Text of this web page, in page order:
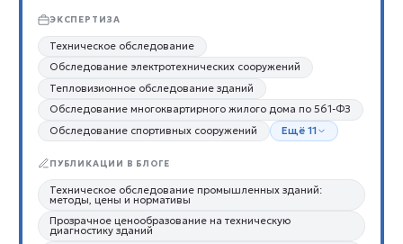
ЭКСПЕРТИЗА
Техническое обследование
Обследование электротехнических сооружений
Тепловизионное обследование зданий
Обследование многоквартирного жилого дома по 561-ФЗ
Обследование спортивных сооружений
Ещё 11
ПУБЛИКАЦИИ В БЛОГЕ
Техническое обследование промышленных зданий:
методы, цены и нормативы
Прозрачное ценообразование на техническую
диагностику зданий